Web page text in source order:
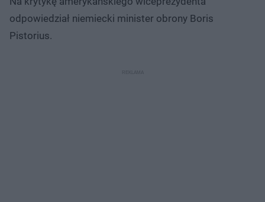
odpowiedział niemiecki minister obrony Boris
Pistorius.